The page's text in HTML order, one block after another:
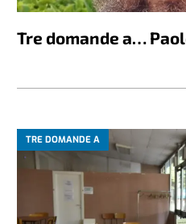
Tre domande a…
TRE DOMANDE A